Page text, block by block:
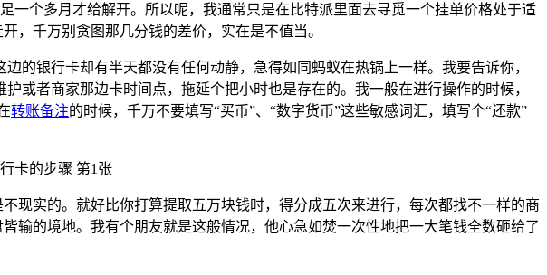
个多月才给解开。所以呢，我通常只是在比特派里面去寻觅一个挂单价格处于适
，千万别贪图那几分钱的差价，实在是不值当。
的银行卡却有半天都没有任何动静，急得如同蚂蚁在热锅上一样。我要告诉你，
或者商家那边卡时间点，拖延个把小时也是存在的。我一般在进行操作的时候，
转账备注的时候，千万不要填写“买币”、“数字货币”这些敏感词汇，填写个“还款”
现实的。就好比你打算提取五万块钱时，得分成五次来进行，每次都找不一样的商
输的境地。我有个朋友就是这般情况，他心急如焚一次性地把一大笔钱全数砸给了